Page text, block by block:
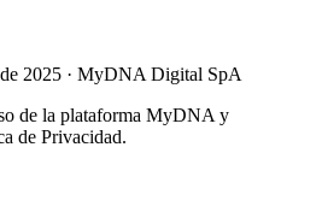
2025 · MyDNA Digital SpA
de la plataforma MyDNA y
de Privacidad.